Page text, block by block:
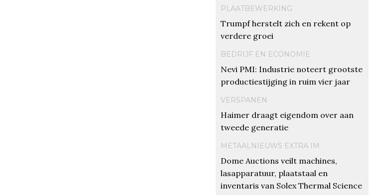
PLAATBEWERKING
Trumpf herstelt zich en rekent op
verdere groei
BEDRIJF EN ECONOMIE
Nevi PMI: Industrie noteert grootste
productiestijging in ruim vier jaar
VERSPANEN
Haimer draagt eigendom over aan
tweede generatie
METAALNIEUWS EXTRA IM
Dome Auctions veilt machines,
lasapparatuur, plaatstaal en
inventaris van Solex Thermal Science